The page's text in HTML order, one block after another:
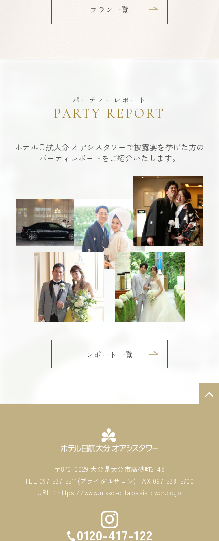
プラン一覧
パーティーレポート
PARTY REPORT
ホテル日航大分 オアシスタワーで披露宴を挙げた方の
パーティレポートをご紹介いたします。
レポート一覧
〒870-0029 大分県大分市高砂町2-48
TEL 097-537-5511(ブライダルサロン) FAX 097-538-5700
URL：https://www.nikko-oita.oasistower.co.jp
0120-417-122